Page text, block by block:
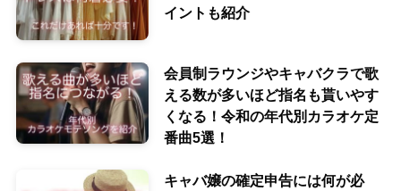
イントも紹介
会員制ラウンジやキャバクラで歌
える数が多いほど指名も貰いやす
くなる！令和の年代別カラオケ定
番曲5選！
キャバ嬢の確定申告には何が必